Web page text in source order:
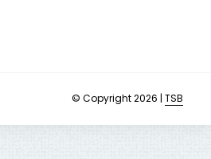
© Copyright 2026 | TSB